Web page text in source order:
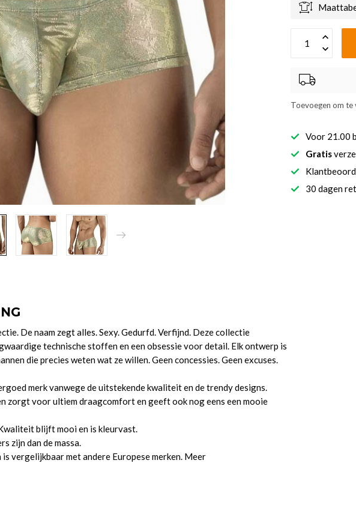
Toevoegen om te
Voor 21.00
Gratis
30 dagen
De naam zegt alles. Sexy. Gedurfd. Verfijnd. Deze collectie
technische stoffen en een obsessie voor detail. Elk ontwerp is
die precies weten wat ze willen. Geen concessies. Geen excuses.
merk vanwege de uitstekende kwaliteit en de trendy designs.
zorgt voor ultiem draagcomfort en geeft ook nog eens een mooie
blijft mooi en is kleurvast.
zijn dan de massa.
vergelijkbaar met andere Europese merken. Meer